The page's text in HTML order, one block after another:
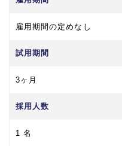
雇用期間の定めなし
試用期間
3ヶ月
採用人数
1 名